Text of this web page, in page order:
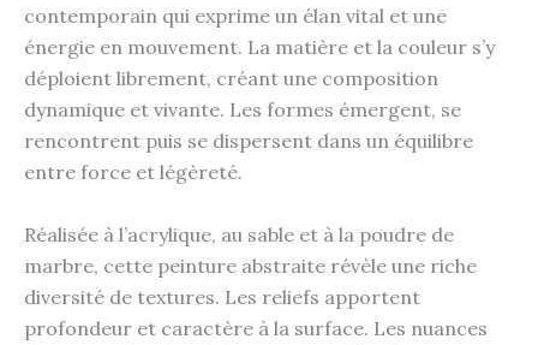
contemporain qui exprime un élan vital et une
énergie en mouvement. La matière et la couleur s’y
déploient librement, créant une composition
dynamique et vivante. Les formes émergent, se
rencontrent puis se dispersent dans un équilibre
entre force et légèreté.
Réalisée à l’acrylique, au sable et à la poudre de
marbre, cette peinture abstraite révèle une riche
diversité de textures. Les reliefs apportent
profondeur et caractère à la surface. Les nuances